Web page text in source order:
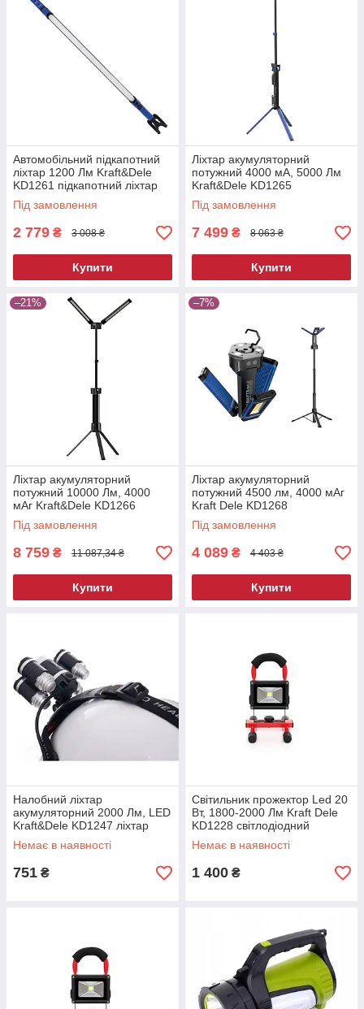
Автомобільний підкапотний
ліхтар 1200 Лм Kraft&Dele
KD1261 підкапотний ліхтар
Під замовлення
2 779 ₴ 3 008 ₴
Купити
Ліхтар акумуляторний
потужний 4000 мА, 5000 Лм
Kraft&Dele KD1265
акумуляторний ліхтар
Під замовлення
7 499 ₴ 8 063 ₴
Купити
–21%
Ліхтар акумуляторний
потужний 10000 Лм, 4000
мАг Kraft&Dele KD1266
акумуляторний ліхтар
Під замовлення
8 759 ₴ 11 087,34 ₴
Купити
–7%
Ліхтар акумуляторний
потужний 4500 лм, 4000 мАг
Kraft Dele KD1268
акумуляторний ліхтар
Під замовлення
4 089 ₴ 4 403 ₴
Купити
Налобний ліхтар
акумуляторний 2000 Лм, LED
Kraft&Dele KD1247 ліхтар
налобний
Немає в наявності
751 ₴
Світильник прожектор Led 20
Вт, 1800-2000 Лм Kraft Dele
KD1228 світлодіодний
портативний прожектор
Немає в наявності
1 400 ₴